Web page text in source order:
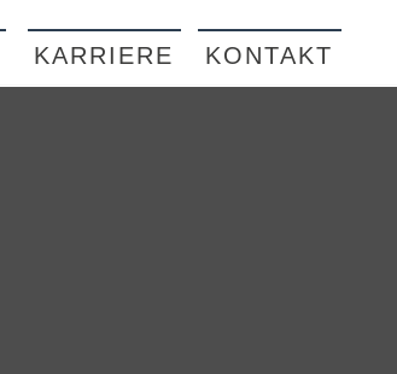
KARRIERE KONTAKT